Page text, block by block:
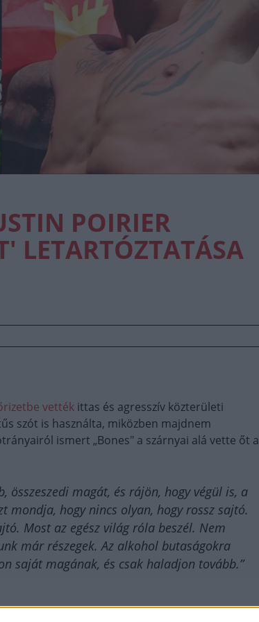
POIRIER
LETARTÓZTATÁSA
vették ittas és agresszív közterületi
szót is használta, miközben majdnem
ismert „Bones" a szárnyai alá vette őt a
magát, és rájön, hogy végül is, a
mondja, hogy nincs olyan, hogy rossz sajtó.
Most az egész világ róla beszél. Nem
már részegek. Az alkohol butaságokra
saját magának, és csak haladjon tovább.”